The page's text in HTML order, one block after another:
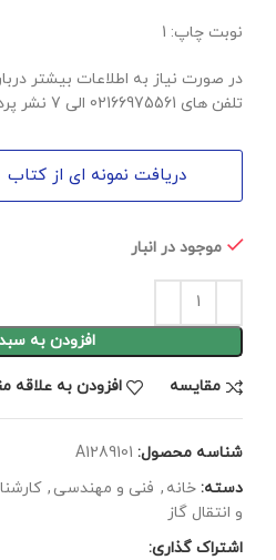
نوبت چاپ: 1
در صورت نیاز به اطلاعات بیشتر
تلفن های 02166975561 الی 7 نشر پردازش تماس حاصل فرمایید
دریافت نمونه ای از کتاب
موجود در انبار
افزودن به
مقايسه افزودن به علاقه
شناسه محصول: A1289101
دسته: خانه , فنی و مهندسی ,
و انتقال گاز
اشتراک گذاری: